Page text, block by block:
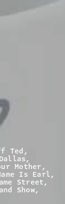
Ted,
Dallas,
Mother,
Is Earl,
Street,
Show,